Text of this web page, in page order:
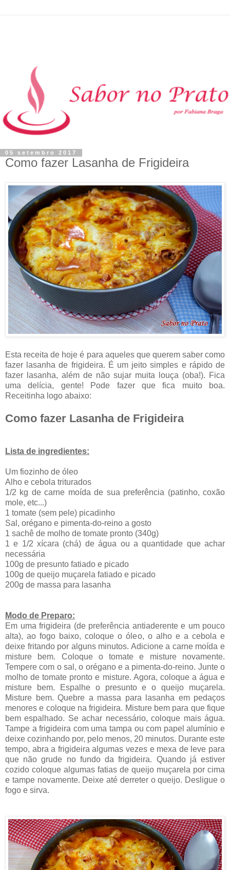
05 setembro 2017
Como fazer Lasanha de Frigideira
Esta receita de hoje é para aqueles que querem saber como
fazer lasanha de frigideira. É um jeito simples e rápido de
fazer lasanha, além de não sujar muita louça (oba!). Fica
uma delícia, gente! Pode fazer que fica muito boa.
Receitinha logo abaixo:
Como fazer Lasanha de Frigideira
Lista de ingredientes:
Um fiozinho de óleo
Alho e cebola triturados
1/2 kg de carne moída de sua preferência (patinho, coxão
mole, etc...)
1 tomate (sem pele) picadinho
Sal, orégano e pimenta-do-reino a gosto
1 sachê de molho de tomate pronto (340g)
1 e 1/2 xícara (chá) de água ou a quantidade que achar
necessária
100g de presunto fatiado e picado
100g de queijo muçarela fatiado e picado
200g de massa para lasanha
Modo de Preparo:
Em uma frigideira (de preferência antiaderente e um pouco
alta), ao fogo baixo, coloque o óleo, o alho e a cebola e
deixe fritando por alguns minutos. Adicione a carne moída e
misture bem. Coloque o tomate e misture novamente.
Tempere com o sal, o orégano e a pimenta-do-reino. Junte o
molho de tomate pronto e misture. Agora, coloque a água e
misture bem. Espalhe o presunto e o queijo muçarela.
Misture bem. Quebre a massa para lasanha em pedaços
menores e coloque na frigideira. Misture bem para que fique
bem espalhado. Se achar necessário, coloque mais água.
Tampe a frigideira com uma tampa ou com papel alumínio e
deixe cozinhando por, pelo menos, 20 minutos. Durante este
tempo, abra a frigideira algumas vezes e mexa de leve para
que não grude no fundo da frigideira. Quando já estiver
cozido coloque algumas fatias de queijo muçarela por cima
e tampe novamente. Deixe até derreter o queijo. Desligue o
fogo e sirva.